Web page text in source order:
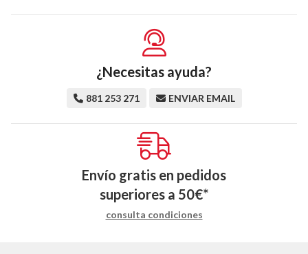
¿Necesitas ayuda?
881 253 271 ENVIAR EMAIL
Envío gratis en pedidos
superiores a 50€*
consulta condiciones